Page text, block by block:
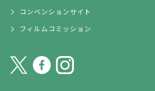
コンベンションサイト
フィルムコミッション